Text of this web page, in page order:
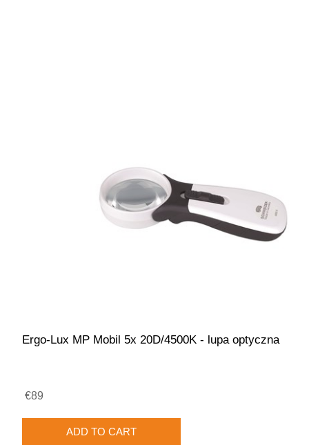
Ergo-Lux MP Mobil 5x 20D/4500K - lupa optyczna
€89